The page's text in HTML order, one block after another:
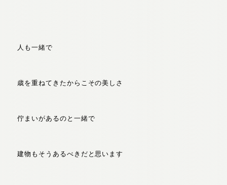
人も一緒で
歳を重ねてきたからこその美しさ
佇まいがあるのと一緒で
建物もそうあるべきだと思います